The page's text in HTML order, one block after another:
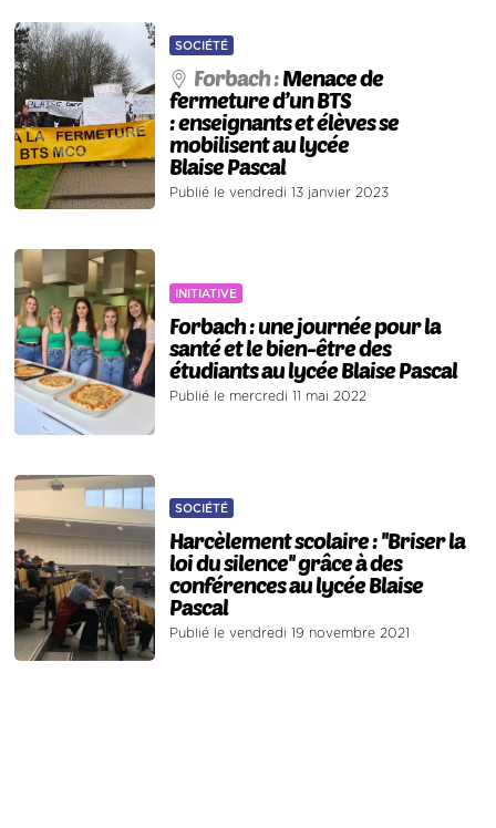
SOCIÉTÉ
Forbach :Menace de
fermeture d’un BTS
: enseignants et élèves se
mobilisent au lycée
Blaise Pascal
Publié le vendredi 13 janvier 2023
INITIATIVE
Forbach : une journée pour la
santé et le bien-être des
étudiants au lycée Blaise Pascal
Publié le mercredi 11 mai 2022
SOCIÉTÉ
Harcèlement scolaire : ''Briser la
loi du silence'' grâce à des
conférences au lycée Blaise
Pascal
Publié le vendredi 19 novembre 2021